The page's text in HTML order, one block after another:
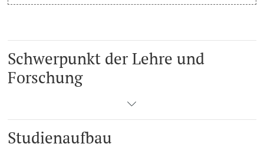
Lernen & Lehren
KI in Studium und Lehre
Digitales Lernen
Schwerpunkt der Lehre und
Forschung
Studienaufbau